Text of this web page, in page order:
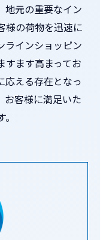
地元の重要なイン
様の荷物を迅速に
ラインショッピン
すます高まってお
応える存在となっ
お客様に満足いた